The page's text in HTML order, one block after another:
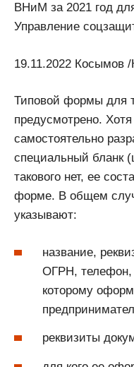
ВНиМ за 2021 год
Управление
19.11.2022 Косымов
Типовой формы для
предусмотрено.
самостоятельно
специальный бланк
такового нет, ее
форме. В общем
указывают:
название,
ОГРН, телефон,
которому
реквизиты